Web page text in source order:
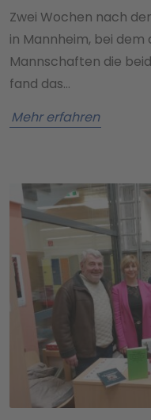
Zwei Wochen nach
in Mannheim, bei
Mannschaften die
fand das…
Mehr erfahren